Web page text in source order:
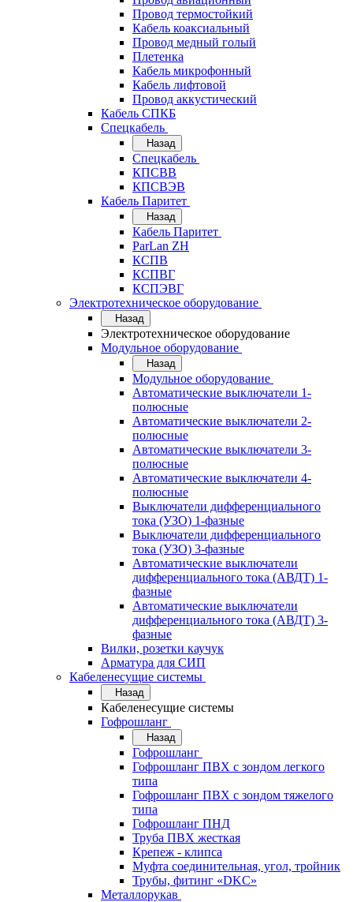
Провод термостойкий
Кабель коаксиальный
Провод медный голый
Плетенка
Кабель микрофонный
Кабель лифтовой
Провод аккустический
Кабель СПКБ
Спецкабель
Назад
Спецкабель
КПСВВ
КПСВЭВ
Кабель Паритет
Назад
Кабель Паритет
ParLan ZH
КСПВ
КСПВГ
КСПЭВГ
Электротехническое оборудование
Назад
Электротехническое оборудование
Модульное оборудование
Назад
Модульное оборудование
Автоматические выключатели 1-
полюсные
Автоматические выключатели 2-
полюсные
Автоматические выключатели 3-
полюсные
Автоматические выключатели 4-
полюсные
Выключатели дифференциального
тока (УЗО) 1-фазные
Выключатели дифференциального
тока (УЗО) 3-фазные
Автоматические выключатели
дифференциального тока (АВДТ) 1-
фазные
Автоматические выключатели
дифференциального тока (АВДТ) 3-
фазные
Вилки, розетки каучук
Арматура для СИП
Кабеленесущие системы
Назад
Кабеленесущие системы
Гофрошланг
Назад
Гофрошланг
Гофрошланг ПВХ с зондом легкого
типа
Гофрошланг ПВХ с зондом тяжелого
типа
Гофрошланг ПНД
Труба ПВХ жесткая
Крепеж - клипса
Муфта соединительная, угол, тройник
Трубы, фитинг «DKC»
Металлорукав